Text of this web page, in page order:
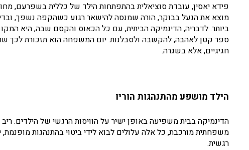
פידא יאסין, עובדת סוציאלית בהתפתחות הילד של כללית בשפרעם,
מוצא את הנעל בבוקר, הורה שמנסה להישאר רגוע כשהקפה נשפך,
ביותר. לדבריה, הדינמיקה הביתית, עם כל הכאוס והקסם שבה, היא
ספר קטן לאהבה, להקשבה ולסבלנות. יום המשפחה הוא תזכורת לכך
חגיגיים, אלא בשגרה.
הילד מושפע מהתנהגות הוריו
הדינמיקה בבית משפיעה באופן ישיר על הוויסות הרגשי של הילדים.
משפחתית מורכבת, כל אלה עלולים לבוא לידי ביטוי בהתנהגות
רגשית.